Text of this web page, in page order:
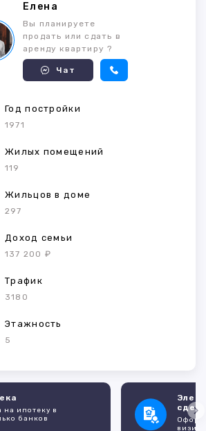
Елена
Вы планируете
продать или сдать в
аренду квартиру ?
Чат
Год постройки
1971
Жилых помещений
119
Жильцов в доме
297
Доход семьи
137 200 ₽
Трафик
3180
Этажность
5
на ипотеку в
банков